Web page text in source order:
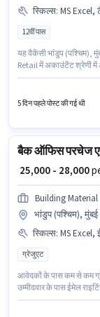
स्किल्स: MS Excel, टैक्स
12वीं पास
यह वैकेंसी भांडुप (पश्चिम),
Retail में अकाउंटेंट श्रेणी
पास ऑडिट, बैलेंस शीट, बुक
टैक्सेशन - VAT & सेल्स
5 दिन पहले पोस्ट की गई थी
₹ 25,000 - 28,000
Building
भांडुप (पश्चिम), मुंबई
स्किल्स: MS Excel,
ग्रेजुएट
आवेदकों के पास कम से कम
उम्मीदवार के पास ईमेल